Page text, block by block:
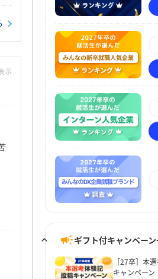
示
ギフト付キャンペー
［27卒］本
キャンペーン